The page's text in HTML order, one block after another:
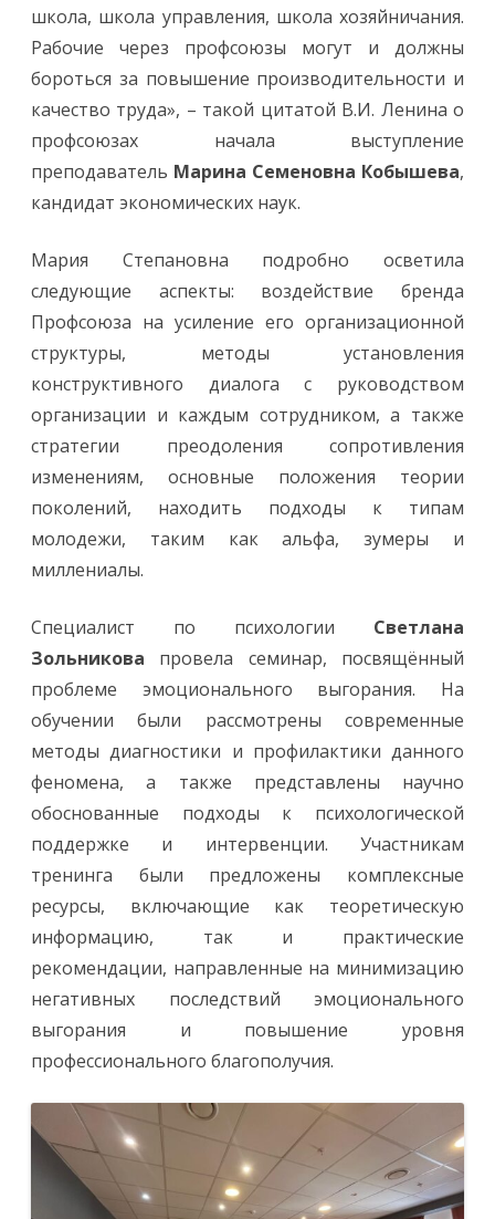
школа, школа управления, школа хозяйничания.
Рабочие через профсоюзы могут и должны
бороться за повышение производительности и
качество труда», – такой цитатой В.И. Ленина о
профсоюзах начала выступление
преподаватель Марина Семеновна Кобышева,
кандидат экономических наук.
Мария Степановна подробно осветила
следующие аспекты: воздействие бренда
Профсоюза на усиление его организационной
структуры, методы установления
конструктивного диалога с руководством
организации и каждым сотрудником, а также
стратегии преодоления сопротивления
изменениям, основные положения теории
поколений, находить подходы к типам
молодежи, таким как альфа, зумеры и
миллениалы.
Специалист по психологии Светлана
Зольникова провела семинар, посвящённый
проблеме эмоционального выгорания. На
обучении были рассмотрены современные
методы диагностики и профилактики данного
феномена, а также представлены научно
обоснованные подходы к психологической
поддержке и интервенции. Участникам
тренинга были предложены комплексные
ресурсы, включающие как теоретическую
информацию, так и практические
рекомендации, направленные на минимизацию
негативных последствий эмоционального
выгорания и повышение уровня
профессионального благополучия.